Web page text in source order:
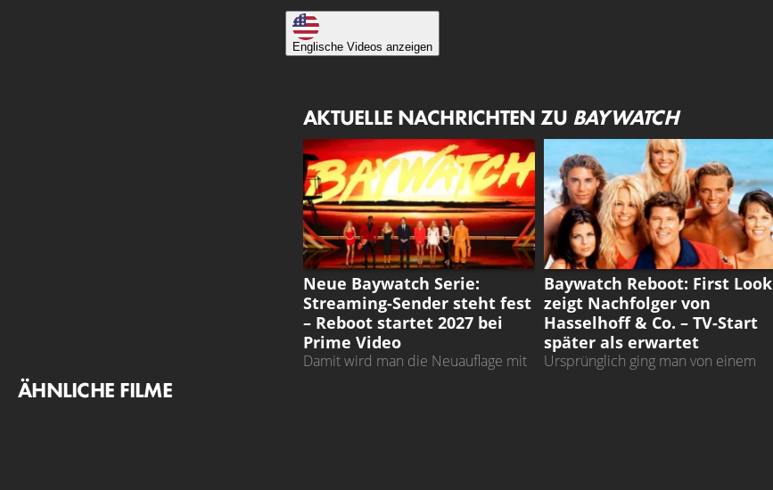
Englische Videos anzeigen
AKTUELLE NACHRICHTEN ZU BAYWATCH
BAYWATCH
Neue Baywatch Serie:
Streaming-Sender steht fest
– Reboot startet 2027 bei
Prime Video
Damit wird man die Neuauflage mit
BAYWATCH
Baywatch Reboot: First Look
zeigt Nachfolger von
Hasselhoff & Co. – TV-Start
später als erwartet
Ursprünglich ging man von einem
ÄHNLICHE FILME